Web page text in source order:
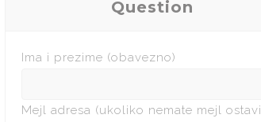
Question
Ima i prezime (obavezno)
Mejl adresa (ukoliko nemate mejl